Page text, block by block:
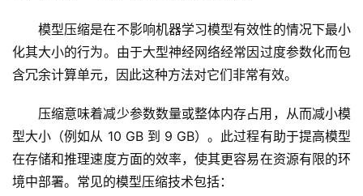
模型压缩是在不影响机器学习模型有效性的情况下最小
化其大小的行为。由于大型神经网络经常因过度参数化而包
含冗余计算单元，因此这种方法对它们非常有效。
压缩意味着减少参数数量或整体内存占用，从而减小模
型大小（例如从 10 GB 到 9 GB）。此过程有助于提高模型
在存储和推理速度方面的效率，使其更容易在资源有限的环
境中部署。常见的模型压缩技术包括：